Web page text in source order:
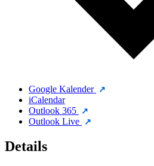
Google Kalender
iCalendar
Outlook 365
Outlook Live
Details